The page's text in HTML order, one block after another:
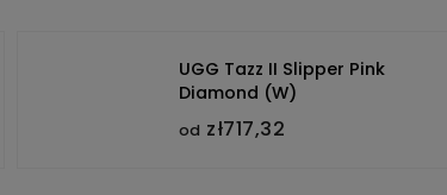
UGG Tazz II Slipper Pink
Diamond (W)
od zł717,32